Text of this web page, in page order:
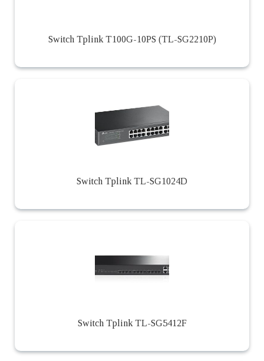
Switch Tplink T100G-10PS (TL-SG2210P)
Switch Tplink TL-SG1024D
Switch Tplink TL-SG5412F